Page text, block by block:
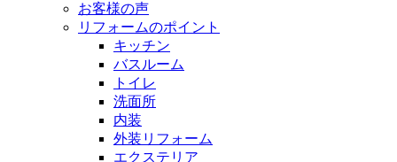
お客様の声
リフォームのポイント
キッチン
バスルーム
トイレ
洗面所
内装
外装リフォーム
エクステリア